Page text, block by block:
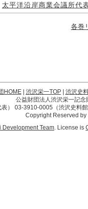
太平洋沿岸商業会議所代
各巻
HOME| 渋沢栄一TOP| 渋沢史
公益財団法人渋沢栄一記
） 03-3910-0005（渋沢史料
Copyright Reserved
Development Team. License is